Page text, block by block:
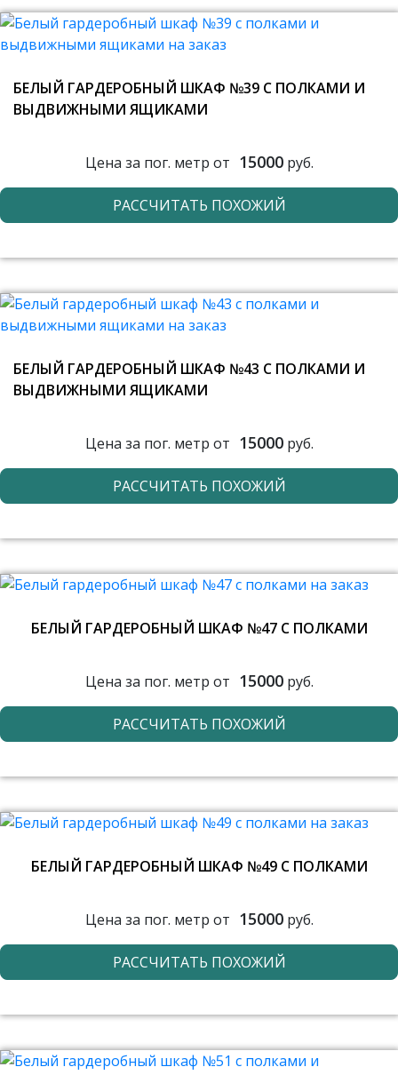
БЕЛЫЙ ГАРДЕРОБНЫЙ ШКАФ №39 С ПОЛКАМИ И
ВЫДВИЖНЫМИ ЯЩИКАМИ
Цена за пог. метр от 15000руб.
РАССЧИТАТЬ ПОХОЖИЙ
БЕЛЫЙ ГАРДЕРОБНЫЙ ШКАФ №43 С ПОЛКАМИ И
ВЫДВИЖНЫМИ ЯЩИКАМИ
Цена за пог. метр от 15000руб.
РАССЧИТАТЬ ПОХОЖИЙ
БЕЛЫЙ ГАРДЕРОБНЫЙ ШКАФ №47 С ПОЛКАМИ
Цена за пог. метр от 15000руб.
РАССЧИТАТЬ ПОХОЖИЙ
БЕЛЫЙ ГАРДЕРОБНЫЙ ШКАФ №49 С ПОЛКАМИ
Цена за пог. метр от 15000руб.
РАССЧИТАТЬ ПОХОЖИЙ